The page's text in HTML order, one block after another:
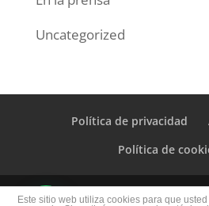
Uncategorized
Política de privacidad
Política de
© ARQUITECTO TÉCNICO
Este sitio web utiliza cookies para que